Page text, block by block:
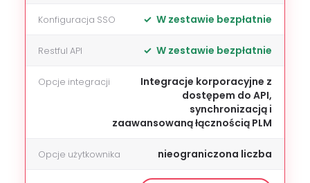
Konfiguracja SSO W zestawie bezpłatnie
Restful API W zestawie bezpłatnie
Opcje integracji
Integracje korporacyjne z
dostępem do API,
synchronizacją i
zaawansowaną łącznością PLM
Opcje użytkownika nieograniczona liczba